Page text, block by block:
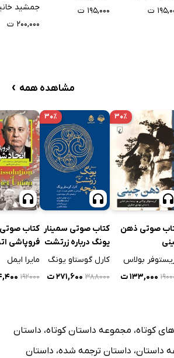
ت
۱۹۵,۰۰۰ ت
جمشید
۲۰۰,۰۰۰ ت
مشاهده همه ›
۳۰٪
صوتی ذهن
بولاس
۱۳۳,۰۰۰ ت
۳۰٪
کتاب صوتی سمینار
یونگ درباره زرتشت
نیچه
کارل گوستاو یونگ
۳۸۸۰۰۰ ۲۷۱,۶۰۰ ت
کتاب صوتی
فروپاشی
شوروی
مایرا ایمل
۱۹۲۰۰۰
کوتاه، مجموعه داستان کوتاه، داستان
داستان، داستان ترجمه شده، داستان